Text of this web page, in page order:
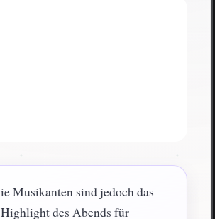
ie Musikanten sind jedoch das
Highlight des Abends für